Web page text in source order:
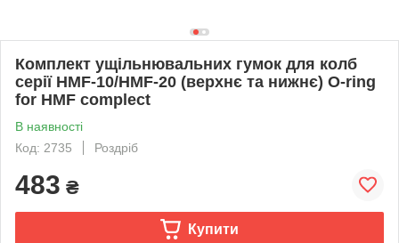
Комплект ущільнювальних гумок для колб
серії HMF-10/HMF-20 (верхнє та нижнє) O-ring
for HMF complect
В наявності
Код: 2735
Роздріб
483 ₴
Купити